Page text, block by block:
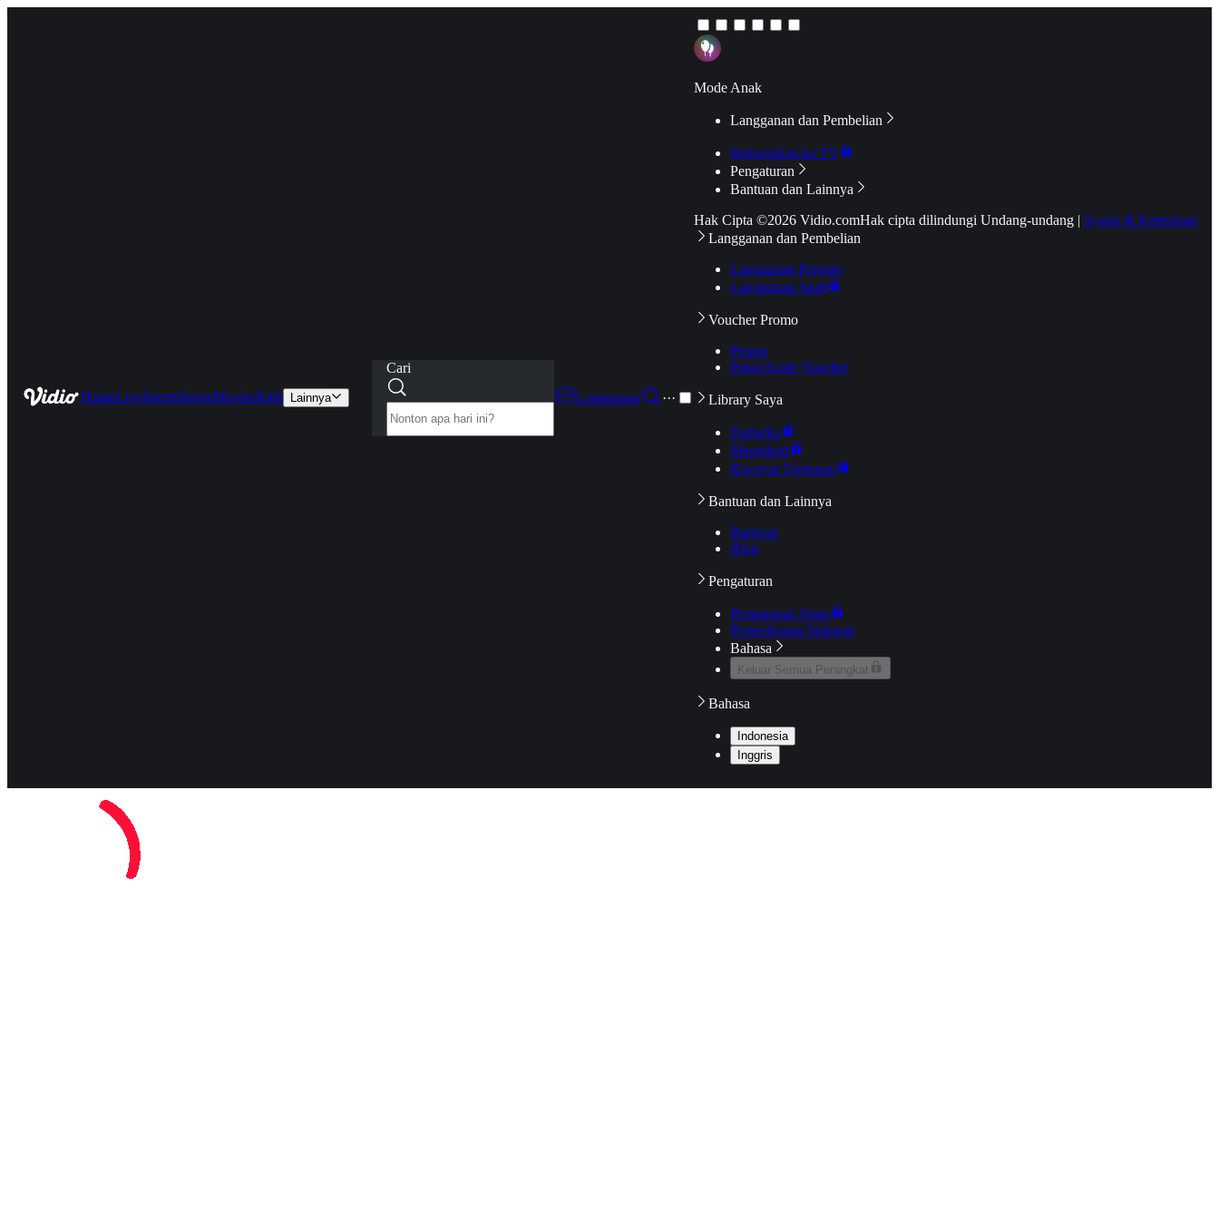
HomeLiveSportsSeriesMoviesKids Lainnya
Cari
Langganan
···
Mode Anak
Langganan dan Pembelian
Hubungkan ke TV
Pengaturan
Bantuan dan Lainnya
Hak Cipta ©2026 Vidio.comHak cipta dilindungi Undang-undang | Syarat & Ketentuan
Langganan dan Pembelian
Langganan Premier
Langganan Aktif
Voucher Promo
Promo
Pakai Kode Voucher
Library Saya
Daftarku
Mengikuti
Riwayat Tontonan
Bantuan dan Lainnya
Bantuan
Blog
Pengaturan
Pengaturan Akun
Pemeriksaan Jaringan
Bahasa
Keluar Semua Perangkat
Bahasa
Indonesia
Inggris